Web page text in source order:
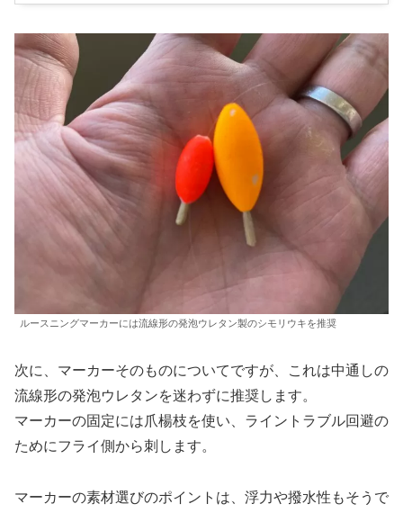
ルースニングマーカーには流線形の発泡ウレタン製のシモリウキを推奨
次に、マーカーそのものについてですが、これは中通しの
流線形の発泡ウレタンを迷わずに推奨します。
マーカーの固定には爪楊枝を使い、ライントラブル回避の
ためにフライ側から刺します。
マーカーの素材選びのポイントは、浮力や撥水性もそうで